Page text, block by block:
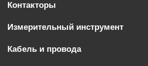
Контакторы
Измерительный инструмент
Кабель и провода